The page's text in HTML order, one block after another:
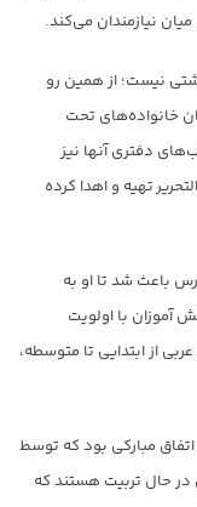
نیازمندان می‌کند.
نیست؛ از همین رو
خانواده‌های تحت
دفتری آنها نیز
تهیه و اهدا کرده
باعث شد تا او به
آموزان با اولویت
از ابتدایی تا متوسطه،
مبارکی بود که توسط
حافظ قرآن در حال تربیت هستند که